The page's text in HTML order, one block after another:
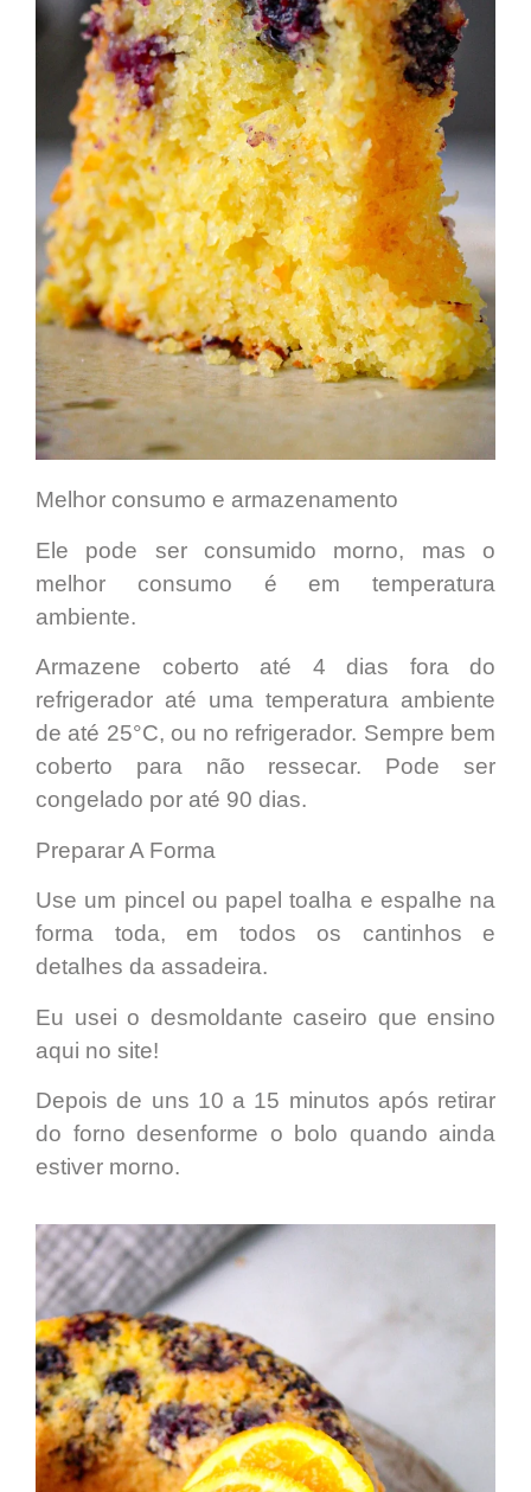
Melhor consumo e armazenamento
Ele pode ser consumido morno, mas o
melhor consumo é em temperatura
ambiente.
Armazene coberto até 4 dias fora do
refrigerador até uma temperatura ambiente
de até 25°C, ou no refrigerador. Sempre bem
coberto para não ressecar. Pode ser
congelado por até 90 dias.
Preparar A Forma
Use um pincel ou papel toalha e espalhe na
forma toda, em todos os cantinhos e
detalhes da assadeira.
Eu usei o desmoldante caseiro que ensino
aqui no site!
Depois de uns 10 a 15 minutos após retirar
do forno desenforme o bolo quando ainda
estiver morno.